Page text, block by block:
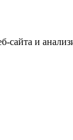
и